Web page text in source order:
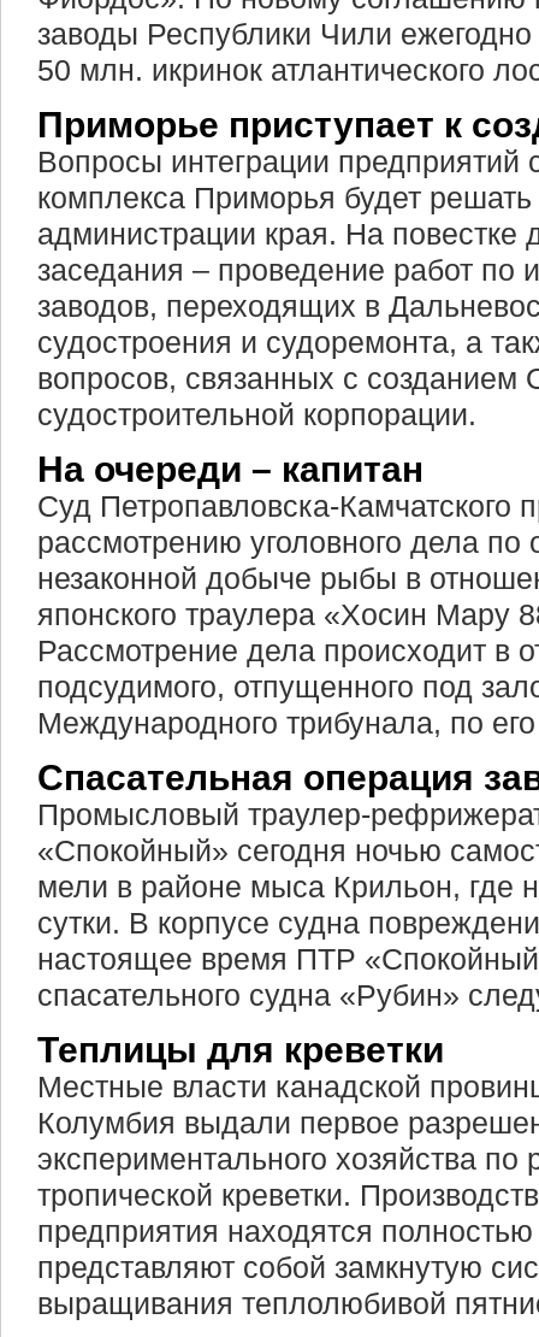
заводы Республики Чили ежегодно
50 млн. икринок атлантического
Приморье приступает к
Вопросы интеграции предприятий
комплекса Приморья будет
администрации края. На повестке
заседания – проведение работ по
заводов, переходящих в
судостроения и судоремонта, а
вопросов, связанных с созданием
судостроительной корпорации.
На очереди – капитан
Суд Петропавловска-Камчатского
рассмотрению уголовного дела по
незаконной добыче рыбы в
японского траулера «Хосин Мару
Рассмотрение дела происходит в
подсудимого, отпущенного под
Международного трибунала, по
Спасательная операция
Промысловый траулер-
«Спокойный» сегодня ночью
мели в районе мыса Крильон, где
сутки. В корпусе судна
настоящее время ПТР
спасательного судна «Рубин»
Теплицы для креветки
Местные власти канадской
Колумбия выдали первое
экспериментального хозяйства по
тропической креветки.
предприятия находятся
представляют собой замкнутую
выращивания теплолюбивой